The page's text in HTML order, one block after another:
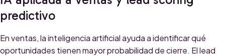
predictivo
En ventas, la inteligencia artificial ayuda a identificar qué
oportunidades tienen mayor probabilidad de cierre. El lead